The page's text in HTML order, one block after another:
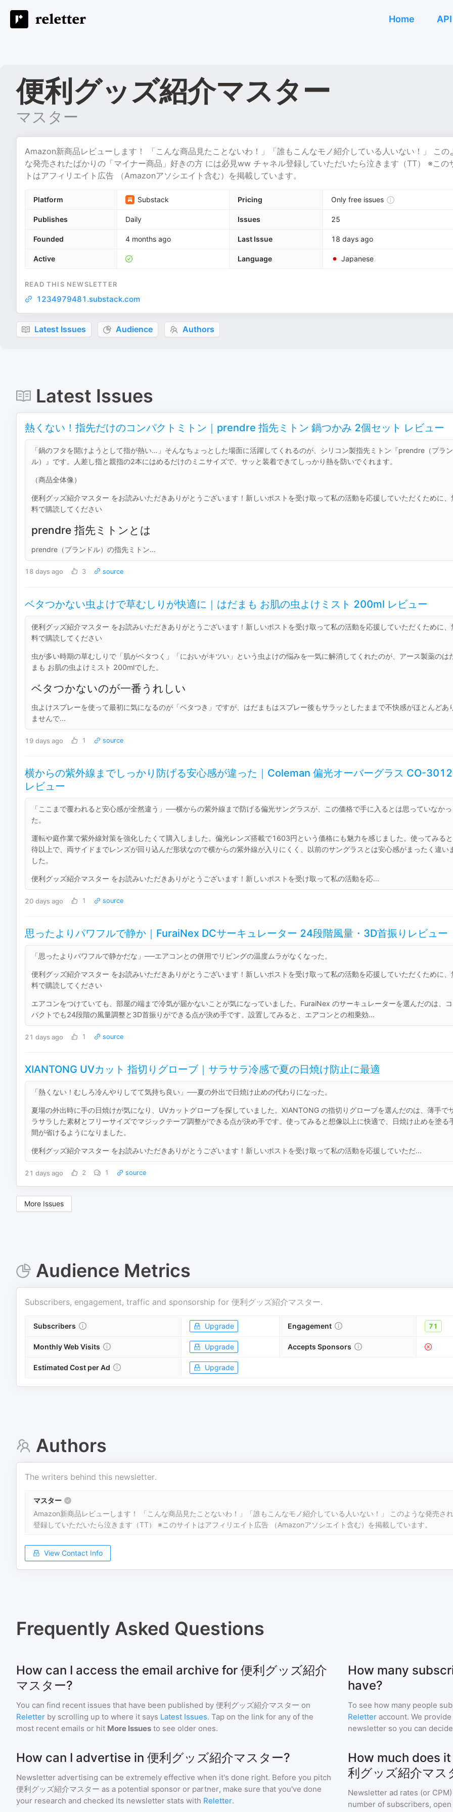
Home API
便利グッズ紹介マスター
マスター
Amazon新商品レビューします！ 「こんな商品見たことないわ！」「誰もこんなモノ紹介している人いない！」 この
な発売されたばかりの「マイナー商品」好きの方 には必見ww チャネル登録していただいたら泣きます（TT） ※この
トはアフィリエイト広告 （Amazonアソシエイト含む）を掲載しています。
Platform Substack Pricing Only free issues
Publishes Daily Issues 25
Founded 4 months ago Last Issue 18 days ago
Active Language Japanese
READ THIS NEWSLETTER
1234979481.substack.com
Latest Issues Audience Authors
Latest Issues
熱くない！指先だけのコンパクトミトン｜prendre 指先ミトン 鍋つかみ 2個セット レビュー
「鍋のフタを開けようとして指が熱い…」そんなちょっとした場面に活躍してくれるのが、シリコン製指先ミトン『prendre（プラ
ル）』です。人差し指と親指の2本にはめるだけのミニサイズで、サッと装着できてしっかり熱を防いでくれます。
（商品全体像）
便利グッズ紹介マスター をお読みいただきありがとうございます！新しいポストを受け取って私の活動を応援していただくために、
料で購読してください
prendre 指先ミトンとは
prendre（プランドル）の指先ミトン...
18 days ago 3 source
ベタつかない虫よけで草むしりが快適に｜はだまも お肌の虫よけミスト 200ml レビュー
便利グッズ紹介マスター をお読みいただきありがとうございます！新しいポストを受け取って私の活動を応援していただくために、
料で購読してください
虫が多い時期の草むしりで「肌がベタつく」「においがキツい」という虫よけの悩みを一気に解消してくれたのが、アース製薬のは
まも お肌の虫よけミスト 200mlでした。
ベタつかないのが一番うれしい
虫よけスプレーを使って最初に気になるのが「ベタつき」ですが、はだまもはスプレー後もサラッとしたままで不快感がほとんどあ
ませんで...
19 days ago 1 source
横からの紫外線までしっかり防げる安心感が違った｜Coleman 偏光オーバーグラス CO-
レビュー
「ここまで覆われると安心感が全然違う」──横からの紫外線まで防げる偏光サングラスが、この価格で手に入るとは思っていなかっ
た。
運転や庭作業で紫外線対策を強化したくて購入しました。偏光レンズ搭載で1603円という価格にも魅力を感じました。使ってみる
待以上で、両サイドまでレンズが回り込んだ形状なので横からの紫外線が入りにくく、以前のサングラスとは安心感がまったく違い
した。
便利グッズ紹介マスター をお読みいただきありがとうございます！新しいポストを受け取って私の活動を応...
20 days ago 1 source
思ったよりパワフルで静か｜FuraiNex DCサーキュレーター 24段階風量・3D首振りレビュー
「思ったよりパワフルで静かだな」──エアコンとの併用でリビングの温度ムラがなくなった。
便利グッズ紹介マスター をお読みいただきありがとうございます！新しいポストを受け取って私の活動を応援していただくために、
料で購読してください
エアコンをつけていても、部屋の端まで冷気が届かないことが気になっていました。FuraiNex のサーキュレーターを選んだのは、
パクトでも24段階の風量調整と3D首振りができる点が決め手です。設置してみると、エアコンとの相乗効...
21 days ago 1 source
XIANTONG UVカット 指切りグローブ｜サラサラ冷感で夏の日焼け防止に最適
「熱くない！むしろ冷んやりしてて気持ち良い」──夏の外出で日焼け止めの代わりになった。
夏場の外出時に手の日焼けが気になり、UVカットグローブを探していました。XIANTONG の指切りグローブを選んだのは、薄手で
ラサラした素材とフリーサイズでマジックテープ調整ができる点が決め手です。使ってみると想像以上に快適で、日焼け止めを塗る
間が省けるようになりました。
便利グッズ紹介マスター をお読みいただきありがとうございます！新しいポストを受け取って私の活動を応援していただ...
21 days ago 2 1 source
More Issues
Audience Metrics
Subscribers, engagement, traffic and sponsorship for 便利グッズ紹介マスター.
Subscribers Upgrade Engagement 71
Monthly Web Visits Upgrade Accepts Sponsors
Estimated Cost per Ad Upgrade
Authors
The writers behind this newsletter.
マスター
Amazon新商品レビューします！ 「こんな商品見たことないわ！」「誰もこんなモノ紹介している人いない！」 このような発売
登録していただいたら泣きます（TT） ※このサイトはアフィリエイト広告 （Amazonアソシエイト含む）を掲載しています。
View Contact Info
Frequently Asked Questions
How can I access the email archive for 便利グッズ紹介
マスター?
You can find recent issues that have been published by 便利グッズ紹介マスター on
Reletter by scrolling up to where it says Latest Issues. Tap on the link for any of the
most recent emails or hit More Issues to see older ones.
How many
have?
To see how many people
Reletter account. We
newsletter so you can
How can I advertise in 便利グッズ紹介マスター?
Newsletter advertising can be extremely effective when it's done right. Before you pitch
便利グッズ紹介マスター as a potential sponsor or partner, make sure that you've done
your research and checked its newsletter stats with Reletter.
How much does
利グッズ紹介マス
Newsletter ad rates (or
number of subscribers,